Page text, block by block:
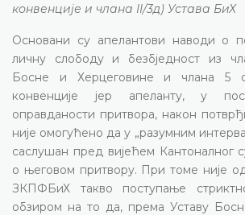
конвенције и члана II/3д) Устава БиХ
Основани су апелантови наводи о
личну слободу и безбједност из
Босне и Херцеговине и члана 5
конвенције јер апеланту, у
оправданости притвора, након
није омогућено да у „разумним
саслушан пред вијећем Кантоналног
о његовом притвору. При томе није
ЗКПФБиХ такво поступање
обзиром на то да, према Уставу